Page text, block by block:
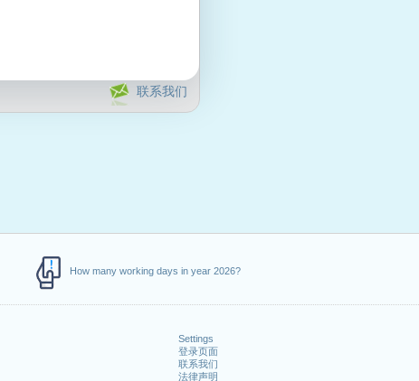
How many working days in year 2026?
Settings
登录页面
联系我们
法律声明
联系我们